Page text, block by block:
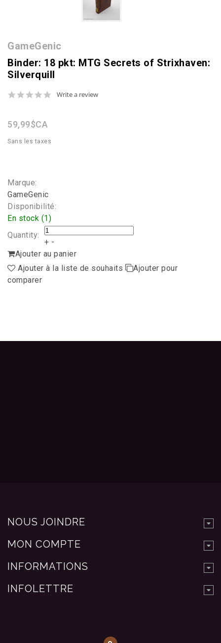
GameGenic
Binder: 18 pkt: MTG Secrets of Strixhaven:
Silverquill
0.0
Write a review
59,99$CA
Sans les taxes
Marque:
GameGenic
Disponibilité:
En stock (1)
Quantity:
+ -
Ajouter au panier
Ajouter à la liste de souhaits
Ajouter pour
comparer
NOUS JOINDRE
MON COMPTE
INFORMATIONS
INFOLETTRE